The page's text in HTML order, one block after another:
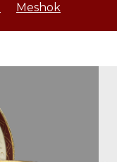
Meshok